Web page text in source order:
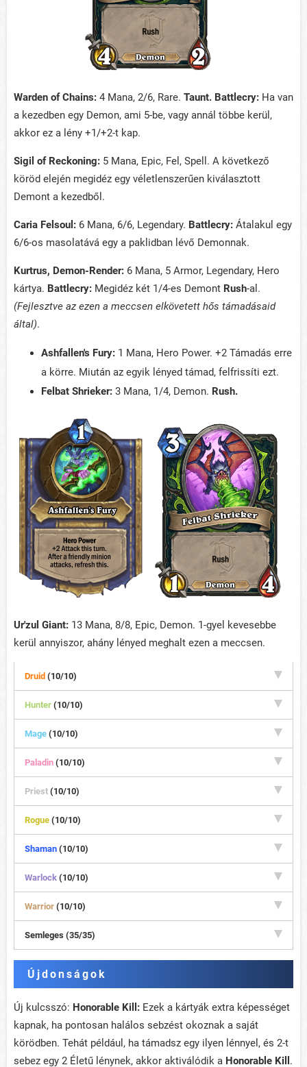
Warden of Chains: 4 Mana, 2/6, Rare. Taunt. Battlecry: Ha van
a kezedben egy Demon, ami 5-be, vagy annál többe kerül,
akkor ez a lény +1/+2-t kap.
Sigil of Reckoning: 5 Mana, Epic, Fel, Spell. A következő
köröd elején megidéz egy véletlenszerűen kiválasztott
Demont a kezedből.
Caria Felsoul: 6 Mana, 6/6, Legendary. Battlecry: Átalakul egy
6/6-os masolatává egy a paklidban lévő Demonnak.
Kurtrus, Demon-Render: 6 Mana, 5 Armor, Legendary, Hero
kártya. Battlecry: Megidéz két 1/4-es Demont Rush-al.
(Fejlesztve az ezen a meccsen elkövetett hős támadásaid
által).
Ashfallen's Fury: 1 Mana, Hero Power. +2 Támadás erre
a körre. Miután az egyik lényed támad, felfrissíti ezt.
Felbat Shrieker: 3 Mana, 1/4, Demon. Rush.
Ur'zul Giant: 13 Mana, 8/8, Epic, Demon. 1-gyel kevesebbe
kerül annyiszor, ahány lényed meghalt ezen a meccsen.
Druid (10/10)
Hunter (10/10)
Mage (10/10)
Paladin (10/10)
Priest (10/10)
Rogue (10/10)
Shaman (10/10)
Warlock (10/10)
Warrior (10/10)
Semleges (35/35)
Újdonságok
Új kulcsszó: Honorable Kill: Ezek a kártyák extra képességet
kapnak, ha pontosan halálos sebzést okoznak a saját
körödben. Tehát például, ha támadsz egy ilyen lénnyel, és 2-t
sebez egy 2 Életű lénynek, akkor aktiválódik a Honorable Kill .